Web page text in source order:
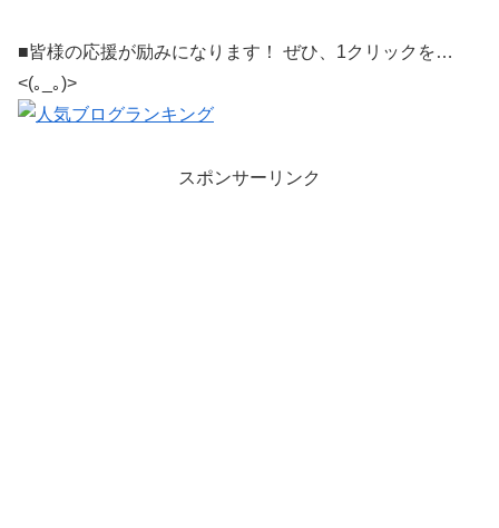
■皆様の応援が励みになります！ ぜひ、1クリックを…
<(｡_｡)>
スポンサーリンク